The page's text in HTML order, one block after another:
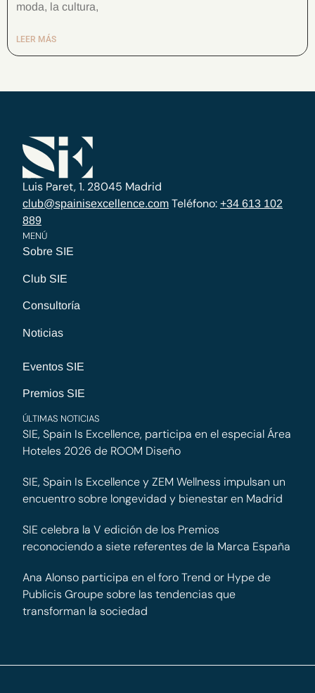
moda, la cultura,
LEER MÁS
Luis Paret, 1. 28045 Madrid
club@spainisexcellence.com Teléfono: +34 613 102
889
MENÚ
Sobre SIE
Club SIE
Consultoría
Noticias
Eventos SIE
Premios SIE
ÚLTIMAS NOTICIAS
SIE, Spain Is Excellence, participa en el especial Área
Hoteles 2026 de ROOM Diseño
SIE, Spain Is Excellence y ZEM Wellness impulsan un
encuentro sobre longevidad y bienestar en Madrid
SIE celebra la V edición de los Premios
reconociendo a siete referentes de la Marca España
Ana Alonso participa en el foro Trend or Hype de
Publicis Groupe sobre las tendencias que
transforman la sociedad